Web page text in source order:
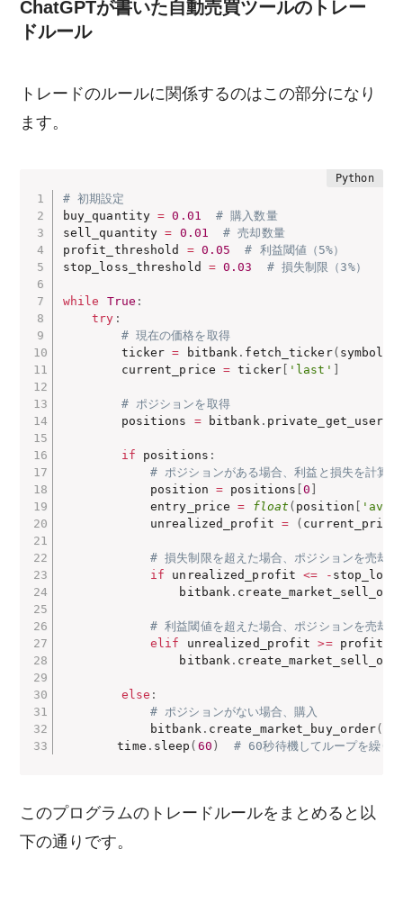
ChatGPTが書いた自動売買ツールのトレー
ドルール
トレードのルールに関係するのはこの部分になり
ます。
# 初期設定
buy_quantity = 0.01
# 購入数量
sell_quantity = 0.01
# 売却数量
profit_threshold = 0.05
# 利益閾値（5%）
stop_loss_threshold = 0.03 # 損失制限（3%）
while True :
try :
# 現在の価格を取得
        ticker
= bitbank . fetch_ticker( symbol
        current_price
= ticker[ 'last'
# ポジションを取得
        positions
= bitbank.
if positions :
# ポジションがある場合、利益と損失を計算
            position
= positions [0
            entry_price
= float ( position
            unrealized_profit
= (
# 損失制限を超えた場合、ポジションを売却
if unrealized_profit <= -
                bitbank
.
# 利益閾値を超えた場合、ポジションを売却
elif unrealized_profit >=
                bitbank
.
else :
# ポジションがない場合、購入
            bitbank
. create_market_buy_order(
time . sleep ( 60 ) # 60秒待機してループを繰り
このプログラムのトレードルールをまとめると以
下の通りです。